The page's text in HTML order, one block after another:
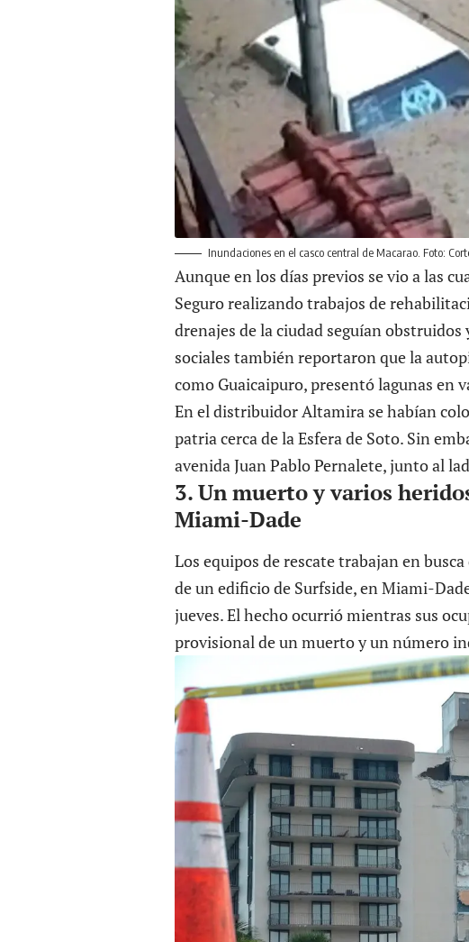
Inundaciones en el casco central de Macarao. Foto:
Aunque en los días previos se vio a las
Seguro realizando trabajos de
drenajes de la ciudad seguían
sociales también reportaron que la
como Guaicaipuro, presentó lagunas en
En el distribuidor Altamira se habían
patria cerca de la Esfera de Soto. Sin
avenida Juan Pablo Pernalete, junto al
3. Un muerto y varios
Miami-Dade
Los equipos de rescate trabajan en
de un edificio de Surfside, en Miami-
jueves. El hecho ocurrió mientras sus
provisional de un muerto y un número